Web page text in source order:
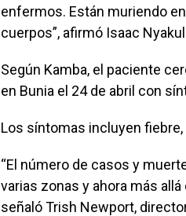
enfermos. Están muriendo
cuerpos”, afirmó Isaac
Según Kamba, el paciente
en Bunia el 24 de abril con
Los síntomas incluyen
“El número de casos y
varias zonas y ahora más
señaló Trish Newport,